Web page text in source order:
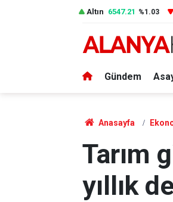
Altın 6547.21 %1.03
Gündem
Anasayfa
Tarım
yıllık